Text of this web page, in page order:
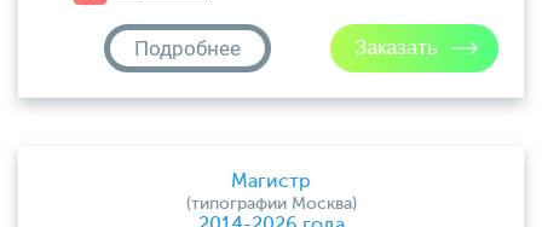
Подробнее
Магистр
(типографии Москва)